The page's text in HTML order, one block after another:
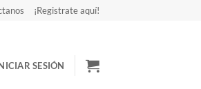
¡Registrate aquí!
SESIÓN